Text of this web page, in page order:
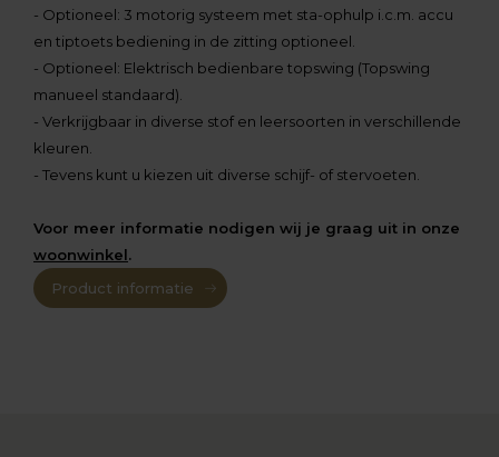
- Optioneel: 3 motorig systeem met sta-ophulp i.c.m. accu
en tiptoets bediening in de zitting optioneel.
- Optioneel: Elektrisch bedienbare topswing (Topswing
manueel standaard).
- Verkrijgbaar in diverse stof en leersoorten in verschillende
kleuren.
- Tevens kunt u kiezen uit diverse schijf- of stervoeten.
Voor meer informatie nodigen wij je graag uit in onze
woonwinkel.
Product informatie